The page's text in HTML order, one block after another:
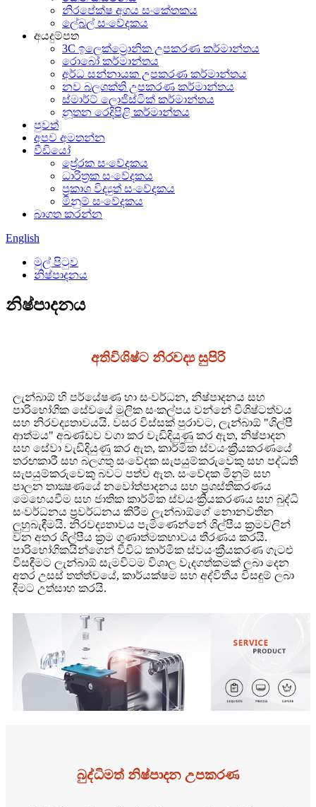
නිරපේක්ෂ අගය සංකේතකය
ලේබල් සංවේදකය
අයදුම්පත
3C ඉලෙක්ට්‍රොනික උපකරණ කර්මාන්තය
රොබෝ කර්මාන්තය
අර්ධ සන්නායක උපකරණ කර්මාන්තය
නව බලශක්ති උපකරණ කර්මාන්තය
ස්මාර්ට් ලොජිස්ටික් කර්මාන්තය
නූතන රෙදිපිළි කර්මාන්තය
පුවත්
අපව අමතන්න
වීඩියෝ
ප්‍රේරක සංවේදකය
ධාරිත්‍රක සංවේදකය
ප්‍රකාශ විද්‍යුත් සංවේදකය
මිනුම් සංවේදකය
බාගත කරන්න
English
මුල් පිටුව
නිෂ්පාදනය
නිෂ්පාදනය
අතිවිශිෂ්ට නිරවද්‍ය සුපිරි
ලැන්බාඕ හි පර්යේෂණ හා සංවර්ධන, නිෂ්පාදනය සහ
පාරිභෝගික සේවයේ මූලික සංකල්පය වන්නේ විශිෂ්ටත්වය
සහ නිරවද්‍යතාවයයි. වසර විස්සක් පුරාවට, ලැන්බාඕ "ශිල්පී
ආත්මය" අඛණ්ඩව වගා කර වැඩිදියුණු කර ඇත, නිෂ්පාදන
සහ සේවා වැඩිදියුණු කර ඇත, කාර්මික ස්වයංක්‍රීයකරණයේ
තරඟකාරී සහ බලගතු සංවේදක සැපයුම්කරුවෙකු සහ පද්ධති
සැපයුම්කරුවෙකු බවට පත්ව ඇත. සංවේදක මිනුම් සහ
පාලන තාක්‍ෂණයේ නවෝත්පාදනය සහ ප්‍රශස්තිකරණය
මෙහෙයවීම සහ ජාතික කාර්මික ස්වයංක්‍රීයකරණය සහ බුද්ධි
සංවර්ධනය ප්‍රවර්ධනය කිරීම ලැන්බාඕගේ නොනවතින
ලුහුබැඳීමයි. නිරවද්‍යතාවය පැමිණෙන්නේ ශිල්පීය ක්‍රමවලින්
වන අතර ශිල්පීය ක්‍රම ගුණාත්මකභාවය තීරණය කරයි.
පාරිභෝගිකයින්ගෙන් විවිධ කාර්මික ස්වයංක්‍රීයකරණ ගැටළු
විසඳීමට ලැන්බාඕ සැමවිටම විශාල වැදගත්කමක් ලබා දෙන
අතර උසස් තත්ත්වයේ, කාර්යක්ෂම සහ අද්විතීය විසඳුම් ලබා
දීමට උත්සාහ කරයි.
බුද්ධිමත් නිෂ්පාදන උපකරණ